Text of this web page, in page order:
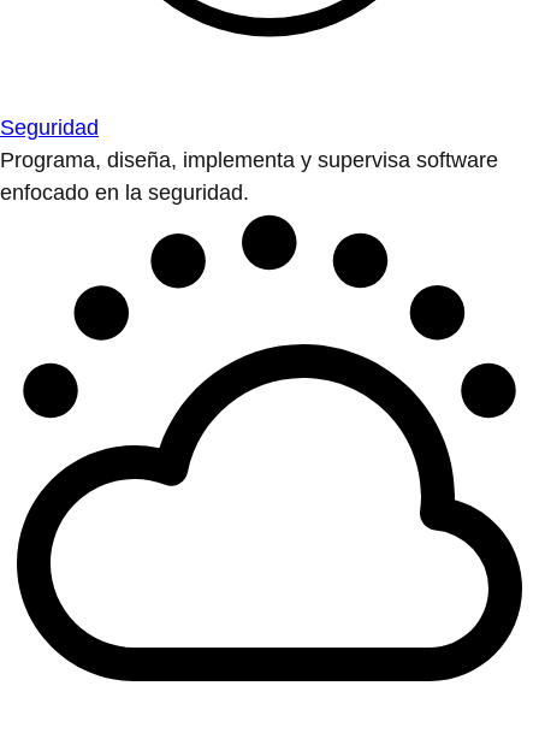
Seguridad
Programa, diseña, implementa y supervisa software
enfocado en la seguridad.